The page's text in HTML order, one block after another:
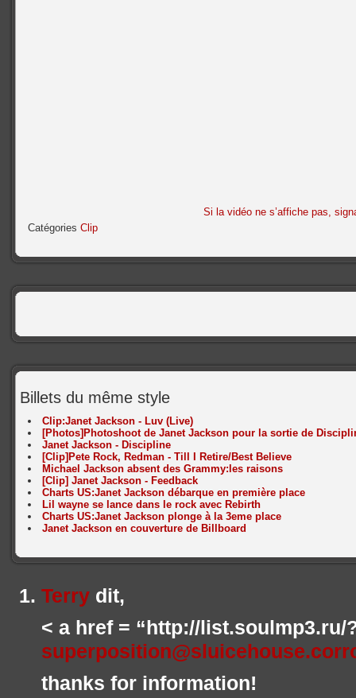
Si la vidéo ne s’affiche pas,
Catégories Clip
Billets du même style
Clip:Janet Jackson - Luv (Live)
[Photos]Photoshoot de Janet Jackson pour la sortie de
Janet Jackson - Discipline
[Clip]Pete Rock, Redman - Till I Retire/Best Believe
Michael Jackson absent des Grammy:les raisons
[Clip] Janet Jackson - Feedback
Charts US:Janet Jackson débarque en première place
Lil wayne se lance dans le rock avec Rebirth
Charts US:Janet Jackson plonge à la 3eme place
Janet Jackson en couverture de Billboard
Terry dit,
< a href = “http://list.soulmp3.ru/
thanks for information!